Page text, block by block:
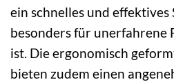
ein schnelles und effektives
besonders für unerfahrene
ist. Die ergonomisch
bieten zudem einen